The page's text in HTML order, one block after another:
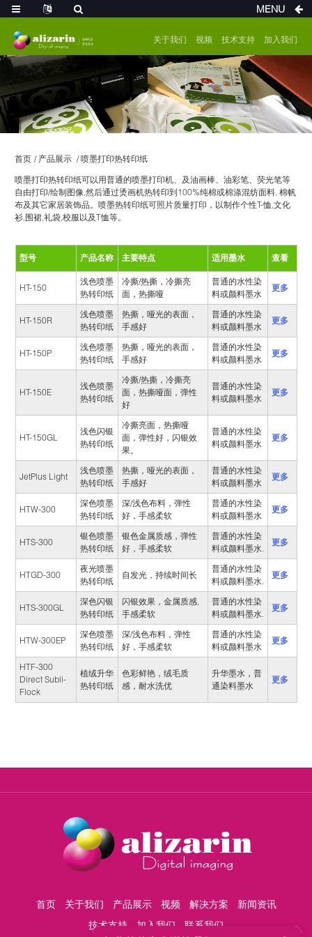
关于我们 视频 技术支持 加入我们
首页 产品展示
喷墨打印热转印纸
喷墨打印热转印纸可以用普通的喷墨打印机、及油画棒、油彩笔、荧光笔等
自由打印/绘制图像,然后通过烫画机热转印到100%纯棉或棉涤混纺面料, 棉帆
布及其它家居装饰品。喷墨热转印纸可照片质量打印，以制作个性T-恤,文化
衫,围裙,礼袋,校服以及T恤等。
型号 产品名称 主要特点 适用墨水 查看
HT-150
浅色喷墨
热转印纸
冷撕/热撕，冷撕亮
面，热撕哑
普通的水性染
料或颜料墨水
更多
HT-150R
浅色喷墨
热转印纸
热撕，哑光的表面，
手感好
普通的水性染
料或颜料墨水
更多
HT-150P
浅色喷墨
热转印纸
热撕，哑光的表面，
手感好
普通的水性染
料或颜料墨水
更多
HT-150E
浅色喷墨
热转印纸
冷撕/热撕，冷撕亮
面，热撕哑面，弹性
好
普通的水性染
料或颜料墨水
更多
HT-150GL
浅色闪银
热转印纸
冷撕亮面，热撕哑
面，弹性好，闪银效
果。
普通的水性染
料或颜料墨水
更多
JetPlus Light
浅色喷墨
热转印纸
热撕，哑光的表面，
手感好
普通的水性染
料或颜料墨水
更多
HTW-300
深色喷墨
热转印纸
深/浅色布料，弹性
好，手感柔软
普通的水性染
料或颜料墨水
更多
HTS-300
银色喷墨
热转印纸
银色金属质感，弹性
好，手感柔软
普通的水性染
料或颜料墨水.
更多
HTGD-300
夜光喷墨
热转印纸
自发光，持续时间长
普通的水性染
料或颜料墨水.
更多
HTS-300GL
深色闪银
热转印纸
闪银效果，金属质感,
手感柔软
普通的水性染
料或颜料墨水.
更多
HTW-300EP
深色喷墨
热转印纸
深/浅色布料，弹性
好，手感柔软
普通的水性染
料或颜料墨水
更多
HTF-300
Direct Subli-
Flock
植绒升华
热转印纸
色彩鲜艳，绒毛质
感，耐水洗优
升华墨水，普
通染料墨水
更多
首页 关于我们 产品展示 视频 解决方案
新闻资讯
技术支持
加入我们 联系我们
MENU